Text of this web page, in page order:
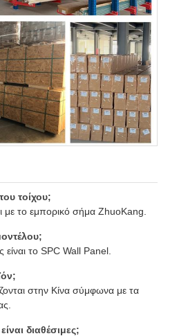
τοίχου;
με το εμπορικό σήμα ZhuoKang.
το SPC Wall Panel.
στην Κίνα σύμφωνα με τα
διαθέσιμες;